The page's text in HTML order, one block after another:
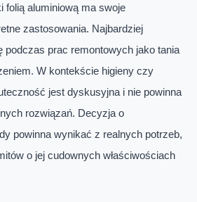
folią aluminiową ma swoje
zastosowania. Najbardziej
podczas prac remontowych jako tania
W kontekście higieny czy
jest dyskusyjna i nie powinna
rozwiązań. Decyzja o
powinna wynikać z realnych potrzeb,
o jej cudownych właściwościach